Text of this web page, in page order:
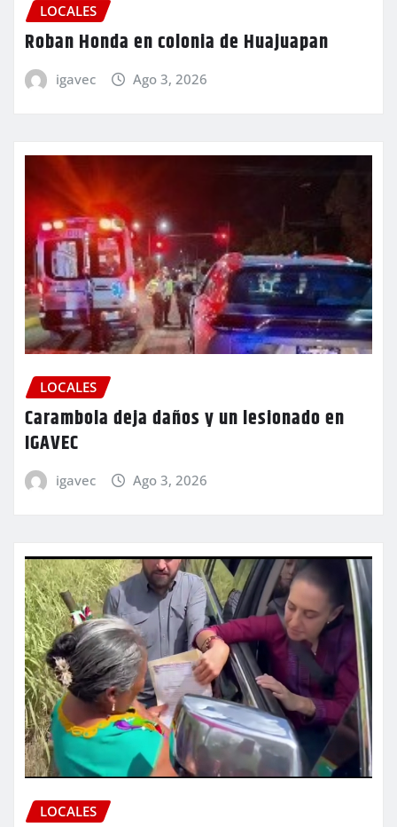
LOCALES
Roban Honda en colonia de Huajuapan
igavec Ago 3, 2026
LOCALES
Carambola deja daños y un lesionado en
IGAVEC
igavec Ago 3, 2026
LOCALES